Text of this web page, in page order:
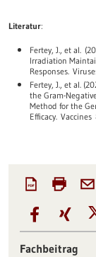
Literatur:
Fertey, J., et al.
Irradiation
Responses.
Fertey, J., et al.
the Gram-
Method for the
Efficacy. Vaccines
Fachbeitrag